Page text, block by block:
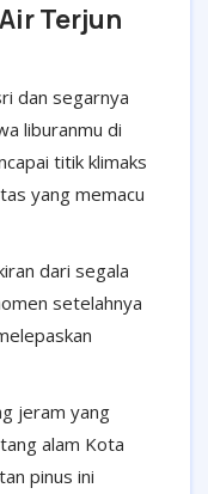
Terjun
dan segarnya
liburanmu di
titik klimaks
yang memacu
dari segala
setelahnya
jeram yang
alam Kota
pinus ini